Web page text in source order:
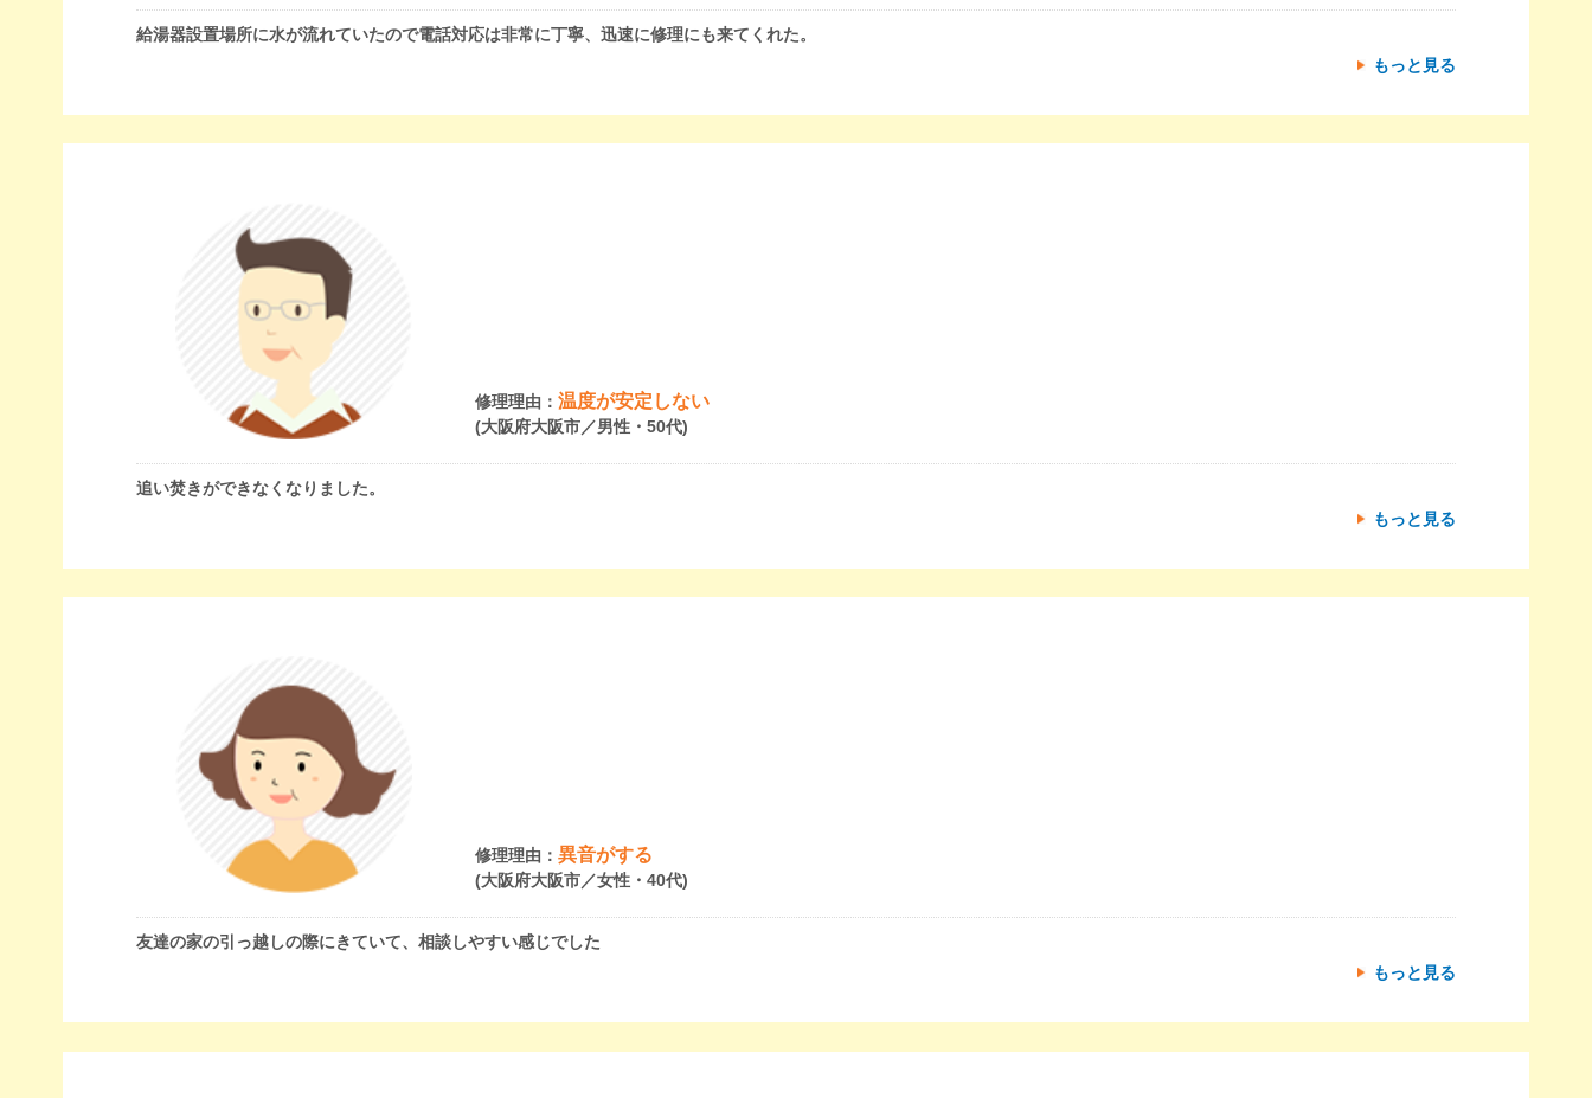
給湯器設置場所に水が流れていたので電話対応は非常に丁寧、迅速に修理にも来てくれた。
もっと見る
修理理由：温度が安定しない
(大阪府大阪市／男性・50代)
追い焚きができなくなりました。
もっと見る
修理理由：異音がする
(大阪府大阪市／女性・40代)
友達の家の引っ越しの際にきていて、相談しやすい感じでした
もっと見る